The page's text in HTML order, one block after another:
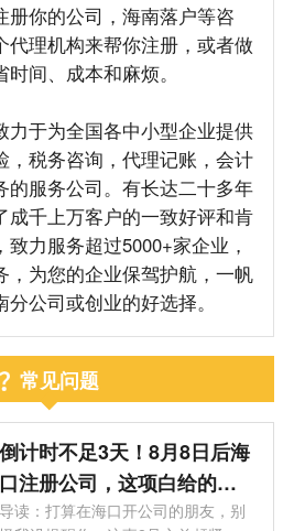
册你的公司，海南落户等咨
代理机构来帮你注册，或者做
间、成本和麻烦。
力于为全国各中小型企业提供
，税务咨询，代理记账，会计
的服务公司。有长达二十多年
成千上万客户的一致好评和肯
力服务超过5000+家企业，
，为您的企业保驾护航，一帆
公司或创业的好选择。
常见问题
倒计时不足3天！8月8日后海
口注册公司，这项白给的福
利永远没了
导读：打算在海口开公司的朋友，别